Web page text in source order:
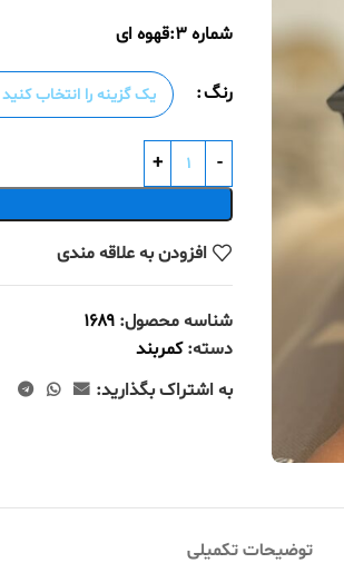
شماره ۳:قهوه ای
رنگ
افزودن به علاقه مندی
شناسه محصول: ۱۶۸۹
دسته: کمربند
به اشتراک بگذارید:
توضیحات تکمیلی